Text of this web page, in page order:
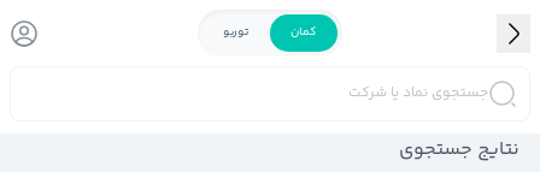
کمان توربو
جستجوی نماد یا شرکت
نتایج جستجوی